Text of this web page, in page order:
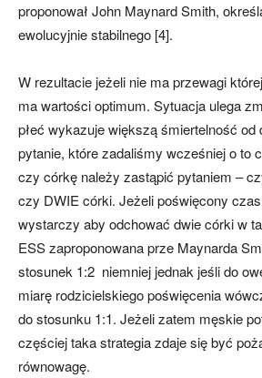
proponował John Maynard Smith,
ewolucyjnie stabilnego [4].
W rezultacie jeżeli nie ma przewagi
ma wartości optimum. Sytuacja ulega
płeć wykazuje większą śmiertelność od
pytanie, które zadaliśmy wcześniej o to
czy córkę należy zastąpić pytaniem –
czy DWIE córki. Jeżeli poświęcony
wystarczy aby odchować dwie córki w
ESS zaproponowana prze Maynarda
stosunek 1:2 niemniej jednak jeśli do
miarę rodzicielskiego poświęcenia
do stosunku 1:1. Jeżeli zatem męskie
częściej taka strategia zdaje się być
równowagę.